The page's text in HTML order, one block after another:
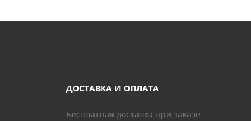
ДОСТАВКА И ОПЛАТА
Бесплатная доставка при заказе